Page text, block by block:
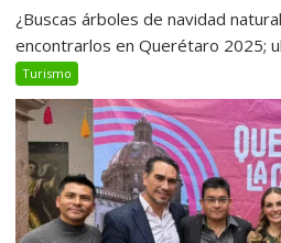
¿Buscas árboles de navidad
encontrarlos en Querétaro 2025;
Turismo